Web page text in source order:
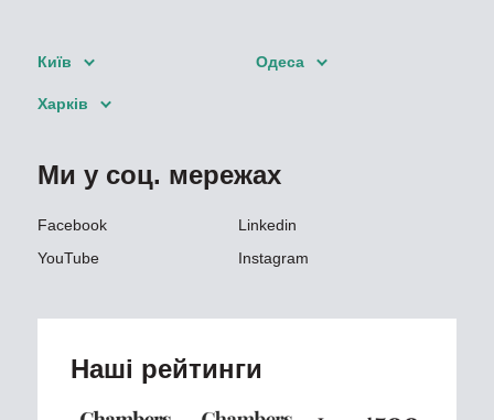
Київ Одеса
Харків
Ми у соц. мережах
Facebook
Linkedin
YouTube
Instagram
Наші рейтинги